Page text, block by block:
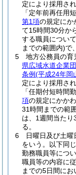
定により採用さ
「定年前再任用
第1項の規定にか
て15時間30分か
する職員につい
までの範囲内)で
5
地方公務員の育
県広域水道企業
条例(平成24年岡
定により採用さ
「任期付短時間
項の規定にかか
31時間までの範
は、1週間当た
る。
6
日曜日及び土曜
をいう。以下同
勤務職員等につ
職員等の内容に
までの5日間に